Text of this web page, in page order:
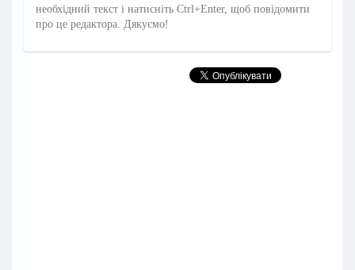
необхідний текст і натисніть Ctrl+Enter, щоб повідомити
про це редактора. Дякуємо!